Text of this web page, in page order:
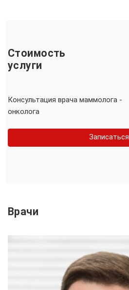
Стоимость
услуги
Консультация врача маммолога -
онколога
Записаться
Врачи